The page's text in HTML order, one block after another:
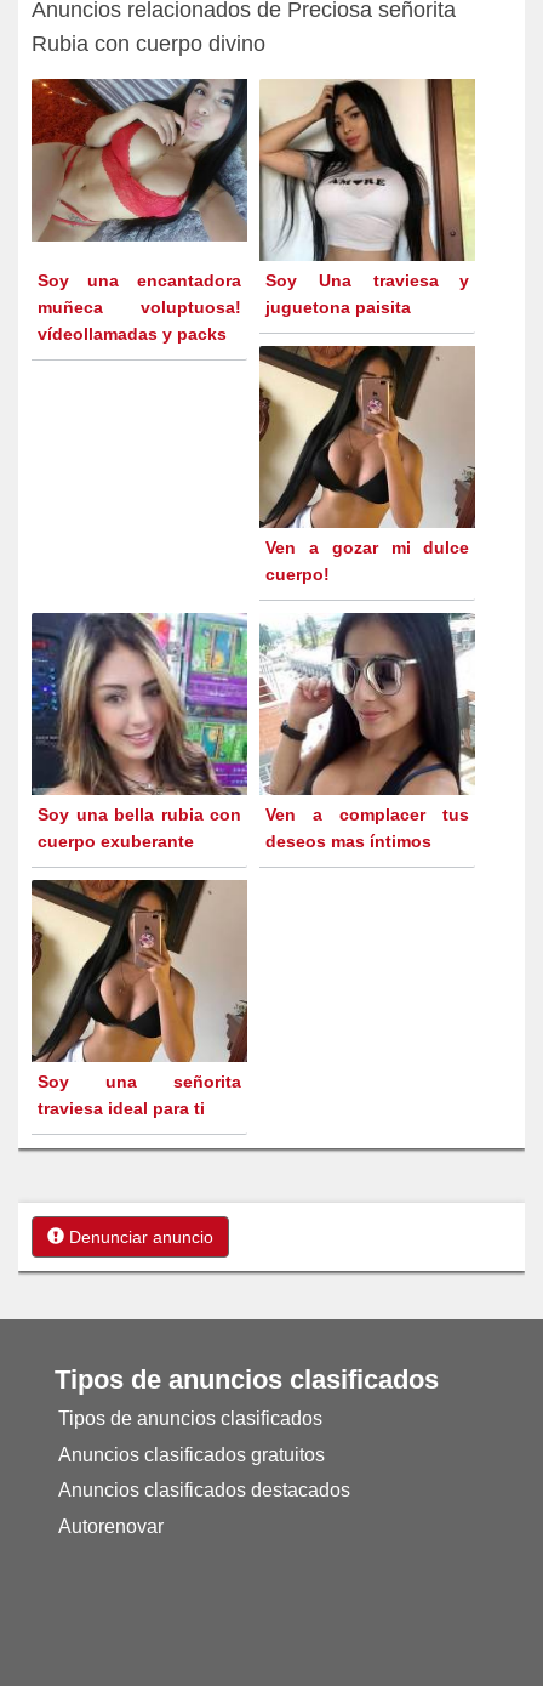
Anuncios relacionados de Preciosa señorita
Rubia con cuerpo divino
Soy una encantadora
muñeca voluptuosa!
vídeollamadas y packs
Soy Una traviesa y
juguetona paisita
Ven a gozar mi dulce
cuerpo!
Soy una bella rubia con
cuerpo exuberante
Ven a complacer tus
deseos mas íntimos
Soy una señorita
traviesa ideal para ti
Denunciar anuncio
Tipos de anuncios clasificados
Tipos de anuncios clasificados
Anuncios clasificados gratuitos
Anuncios clasificados destacados
Autorenovar